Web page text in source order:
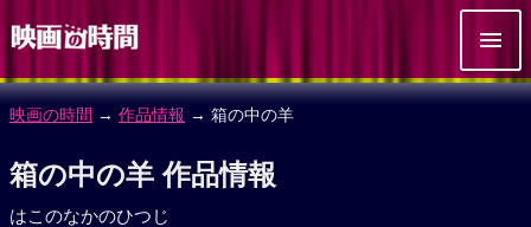
映画の時間 → 作品情報 → 箱の中の羊
箱の中の羊 作品情報
はこのなかのひつじ